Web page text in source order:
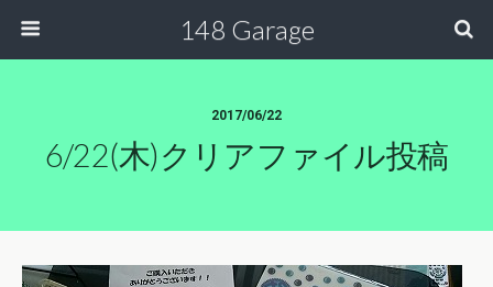
148 Garage
2017/06/22
6/22(木)クリアファイル投稿